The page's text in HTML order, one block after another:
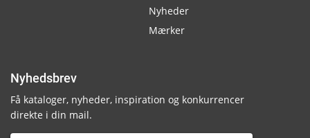
Nyheder
Mærker
Nyhedsbrev
Få kataloger, nyheder, inspiration og konkurrencer
direkte i din mail.